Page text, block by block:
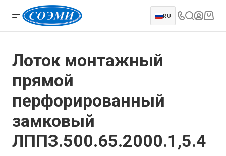
RU
Лоток монтажный
прямой
перфорированный
замковый
ЛППЗ.500.65.2000.1,5.4